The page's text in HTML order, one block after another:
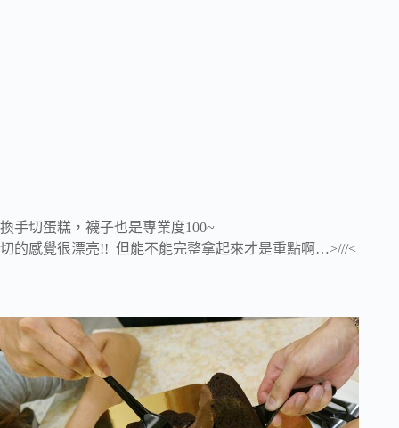
換手切蛋糕，襪子也是專業度100~
切的感覺很漂亮!! 但能不能完整拿起來才是重點啊…>///<